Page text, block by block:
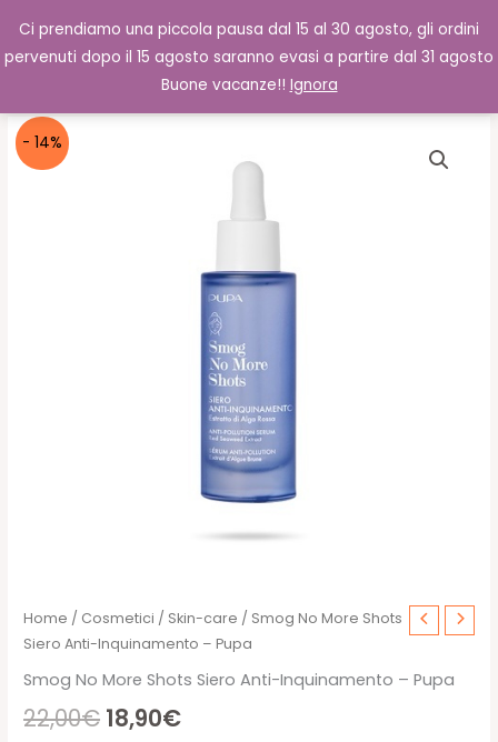
Ci prendiamo una piccola pausa dal 15 al 30 agosto, gli ordini
pervenuti dopo il 15 agosto saranno evasi a partire dal 31 agosto
Buone vacanze!! Ignora
contenuto
0,00€ Cerca
- 14%
Home / Cosmetici / Skin-care / Smog No More Shots
Siero Anti-Inquinamento – Pupa
Smog No More Shots Siero Anti-Inquinamento – Pupa
22,00€ Il
18,90€Il